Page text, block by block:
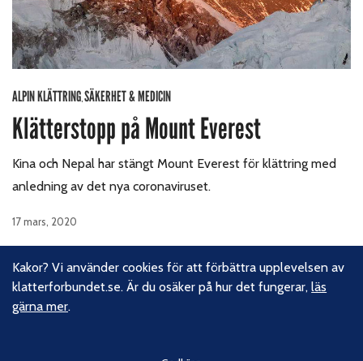
ALPIN KLÄTTRING,SÄKERHET & MEDICIN
Klätterstopp på Mount Everest
Kina och Nepal har stängt Mount Everest för klättring med
anledning av det nya coronaviruset.
17 mars, 2020
3 Nästa sida
Kakor? Vi använder cookies för att förbättra upplevelsen av
klatterforbundet.se. Är du osäker på hur det fungerar,läs
gärna mer.